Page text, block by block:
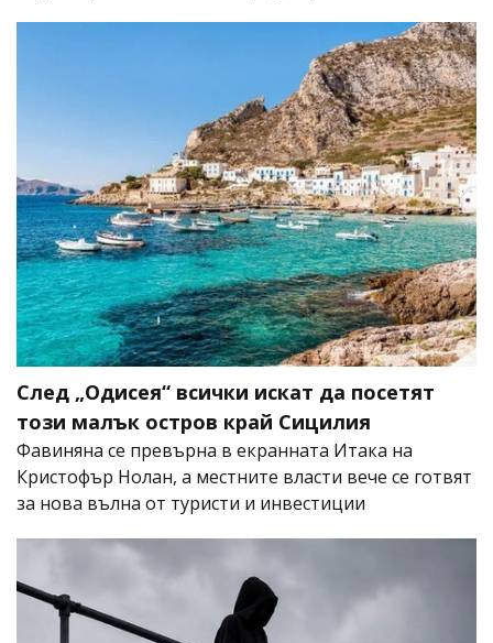
След „Одисея“ всички искат да посетят
този малък остров край Сицилия
Фавиняна се превърна в екранната Итака на
Кристофър Нолан, а местните власти вече се готвят
за нова вълна от туристи и инвестиции